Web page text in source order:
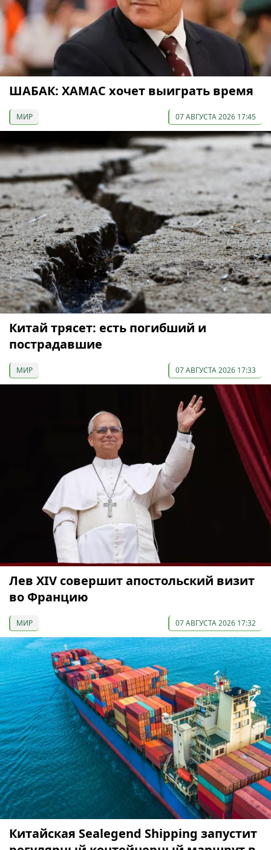
ШАБАК: ХАМАС хочет выиграть время
МИР 07 АВГУСТА 2026 17:45
Китай трясет: есть погибший и
пострадавшие
МИР 07 АВГУСТА 2026 17:33
Лев XIV совершит апостольский визит
во Францию
МИР 07 АВГУСТА 2026 17:32
Китайская Sealegend Shipping запустит